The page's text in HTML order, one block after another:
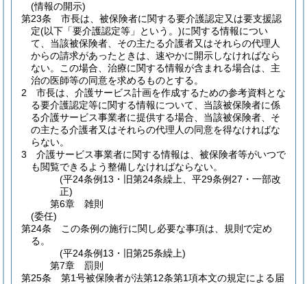
(情報の開示)
第23条
市長は、被保険者に関する要介護認定又は要支援認
定(以下「要介護認定等」という。)に関する情報につい
て、当該被保険者、その主たる介護者又はそれらの代理人
からの請求があったときは、速やかに開示しなければなら
ない。
この場合、治療に関する情報が含まれる場合は、主
治の医師等の同意を求めるものとする。
2
市長は、介護サービス計画を作成するための参考資料とな
る要介護認定等に関する情報について、当該被保険者に係
る介護サービス事業者に提供する場合、当該被保険者、そ
の主たる介護者又はそれらの代理人の同意を得なければな
らない。
3
介護サービス事業者に関する情報は、被保険者等がいつで
も閲覧できるよう整備しなければならない。
(平24条例13・旧第24条繰上、平29条例27・一部改
正)
第6章
雑則
(委任)
第24条
この条例の施行に関し必要な事項は、規則で定め
る。
(平24条例13・旧第25条繰上)
第7章
罰則
第25条
第1号被保険者が法第12条第1項本文の規定による届